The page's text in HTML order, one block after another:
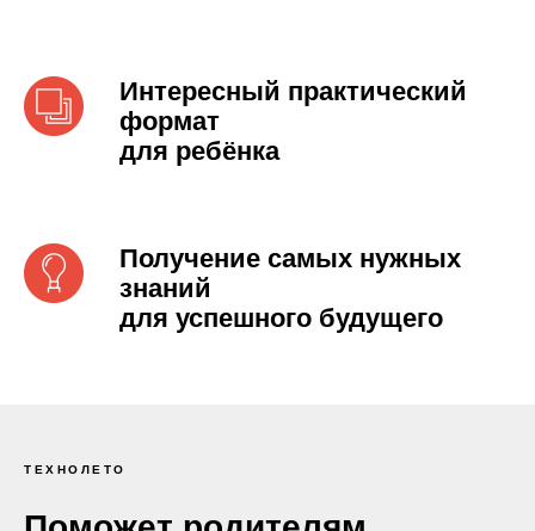
Интересный практический
формат
для ребёнка
Получение самых нужных
знаний
для успешного будущего
ТЕХНОЛЕТО